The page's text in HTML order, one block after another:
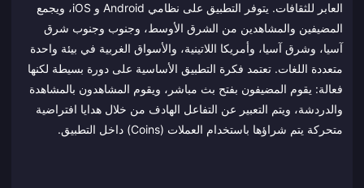
العابر للثقافات. يتوفر التطبيق على نظامي Android و iOS، ويجمع
المضيفين والمشاهدين من الشرق الأوسط، وجنوب وجنوب شرق
آسيا، وشرق آسيا، وأمريكا اللاتينية، والأسواق الغربية في بيئة واحدة
متعددة اللغات. تعتمد فكرة التطبيق الأساسية على دورة بسيطة لكنها
فعالة: يقوم المضيفون بفتح بث مباشر، ويقوم المشاهدون بالمشاهدة
والدردشة، ويتم التعبير عن التفاعل الهادف من خلال هدايا افتراضية
متحركة يتم شراؤها باستخدام العملات (Coins) داخل التطبيق.